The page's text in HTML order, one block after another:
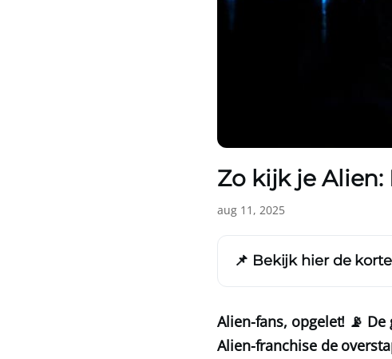
Zo kijk je
aug 11, 2025
📌 Bekijk hier de
Alien-fans, opgelet! 📡
Alien-franchise de